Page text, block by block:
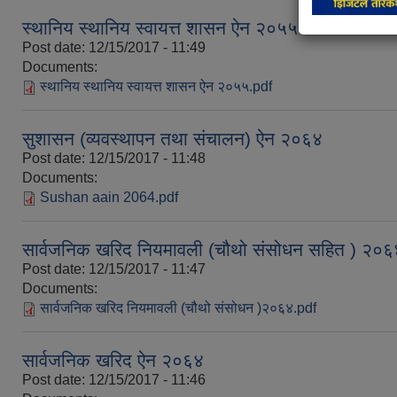
स्थानिय स्थानिय स्वायत्त शासन ऐन २०५५
Post date: 12/15/2017 - 11:49
Documents:
स्थानिय स्थानिय स्वायत्त शासन ऐन २०५५.pdf
सुशासन (व्यवस्थापन तथा संचालन) ऐन २०६४
Post date: 12/15/2017 - 11:48
Documents:
Sushan aain 2064.pdf
सार्वजनिक खरिद नियमावली (चौथो संसोधन सहित )
Post date: 12/15/2017 - 11:47
Documents:
सार्वजनिक खरिद नियमावली (चौथो संसोधन )२०६४.pdf
सार्वजनिक खरिद ऐन २०६४
Post date: 12/15/2017 - 11:46